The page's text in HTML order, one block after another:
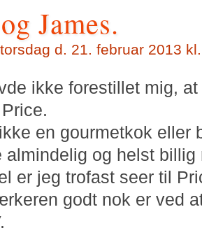
James.
torsdag d. 21. februar 2013
ikke forestillet mig,
en gourmetkok eller
almindelig og helst billig
er jeg trofast seer til
godt nok er ved